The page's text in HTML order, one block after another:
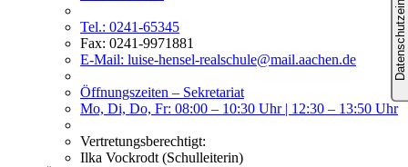
Tel.: 0241-65345
Fax: 0241-9971881
E-Mail: luise-hensel-realschule@mail.aachen.de
Öffnungszeiten – Sekretariat
Mo, Di, Do, Fr: 08:00 – 10:30 Uhr | 12:30 – 13:50 Uhr
Vertretungsberechtigt:
Ilka Vockrodt (Schulleiterin)